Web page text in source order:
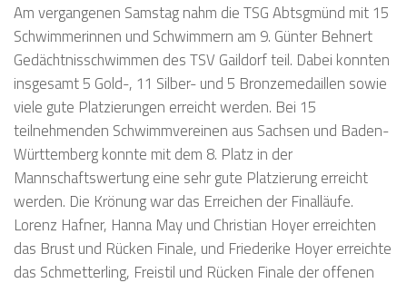
Am vergangenen Samstag nahm die TSG Abtsgmünd mit 15
Schwimmerinnen und Schwimmern am 9. Günter Behnert
Gedächtnisschwimmen des TSV Gaildorf teil. Dabei konnten
insgesamt 5 Gold-, 11 Silber- und 5 Bronzemedaillen sowie
viele gute Platzierungen erreicht werden. Bei 15
teilnehmenden Schwimmvereinen aus Sachsen und Baden-
Württemberg konnte mit dem 8. Platz in der
Mannschaftswertung eine sehr gute Platzierung erreicht
werden. Die Krönung war das Erreichen der Finalläufe.
Lorenz Hafner, Hanna May und Christian Hoyer erreichten
das Brust und Rücken Finale, und Friederike Hoyer erreichte
das Schmetterling, Freistil und Rücken Finale der offenen